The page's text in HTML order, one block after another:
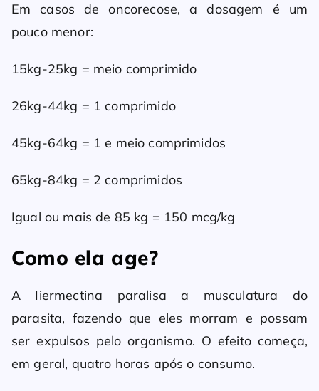
Em casos de oncorecose, a dosagem é um
pouco menor:
15kg-25kg = meio comprimido
26kg-44kg = 1 comprimido
45kg-64kg = 1 e meio comprimidos
65kg-84kg = 2 comprimidos
Igual ou mais de 85 kg = 150 mcg/kg
Como ela age?
A Iiermectina paralisa a musculatura do
parasita, fazendo que eles morram e possam
ser expulsos pelo organismo. O efeito começa,
em geral, quatro horas após o consumo.